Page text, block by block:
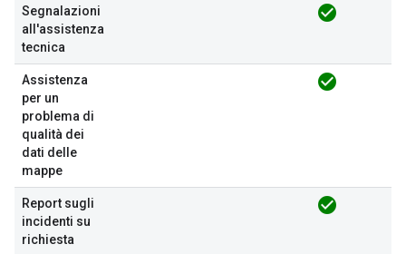
Segnalazioni
all'assistenza
tecnica
check_circle
Assistenza
per un
problema di
qualità dei
dati delle
mappe
check_circle
Report sugli
incidenti su
richiesta
check_circle